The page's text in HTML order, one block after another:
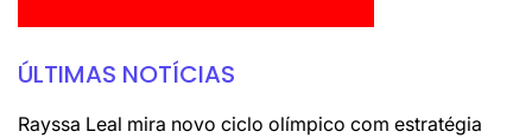
ÚLTIMAS NOTÍCIAS
Rayssa Leal mira novo ciclo olímpico com estratégia